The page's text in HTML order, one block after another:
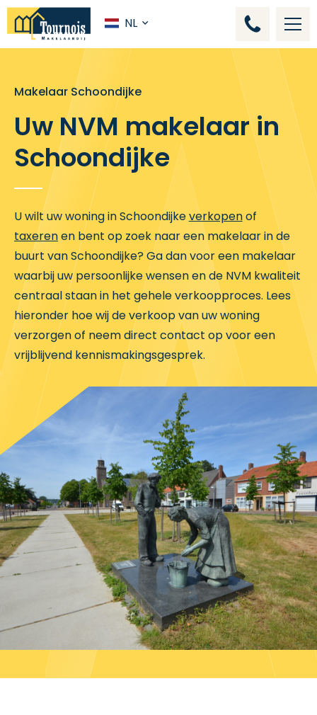
NL
Makelaar Schoondijke
Uw NVM makelaar in
Schoondijke
U wilt uw woning in Schoondijkeverkopenof
taxerenen bent op zoek naar een makelaar in de
buurt van Schoondijke? Ga dan voor een makelaar
waarbij uw persoonlijke wensen en de NVM kwaliteit
centraal staan in het gehele verkoopproces. Lees
hieronder hoe wij de verkoop van uw woning
verzorgen of neem direct contact op voor een
vrijblijvend kennismakingsgesprek.